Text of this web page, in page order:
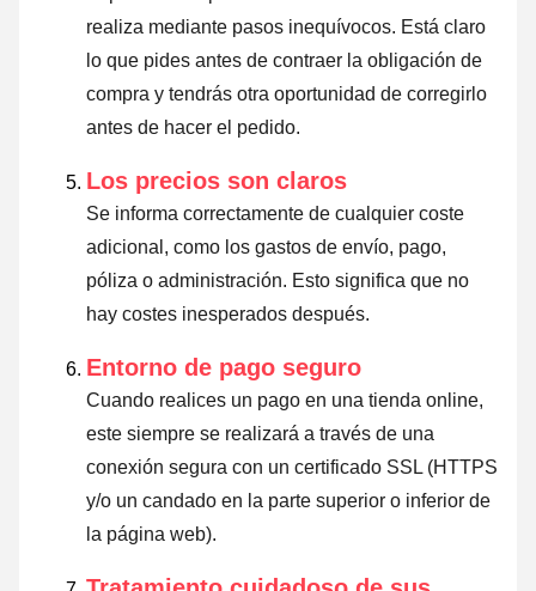
realiza mediante pasos inequívocos. Está claro
lo que pides antes de contraer la obligación de
compra y tendrás otra oportunidad de corregirlo
antes de hacer el pedido.
Los precios son claros
Se informa correctamente de cualquier coste
adicional, como los gastos de envío, pago,
póliza o administración. Esto significa que no
hay costes inesperados después.
Entorno de pago seguro
Cuando realices un pago en una tienda online,
este siempre se realizará a través de una
conexión segura con un certificado SSL (HTTPS
y/o un candado en la parte superior o inferior de
la página web).